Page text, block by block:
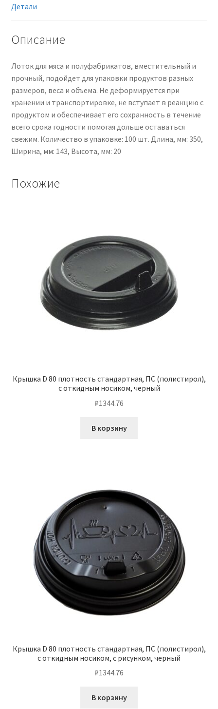
автоматической
Детали
Описание
Лоток для мяса и полуфабрикатов, вместительный и
прочный, подойдет для упаковки продуктов разных
размеров, веса и объема. Не деформируется при
хранении и транспортировке, не вступает в реакцию с
продуктом и обеспечивает его сохранность в течение
всего срока годности помогая дольше оставаться
свежим. Количество в упаковке: 100 шт. Длина, мм: 350,
Ширина, мм: 143, Высота, мм: 20
Похожие
Крышка D 80 плотность стандартная, ПС (полистирол),
с откидным носиком, черный
₽1344.76
В корзину
Крышка D 80 плотность стандартная, ПС (полистирол),
с откидным носиком, с рисунком, черный
₽1344.76
В корзину